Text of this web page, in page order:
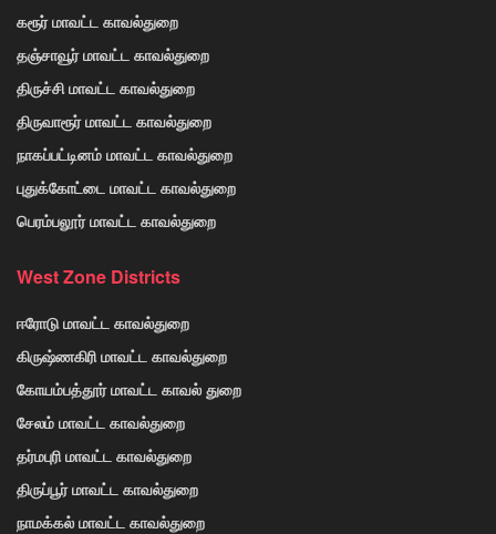
கரூர் மாவட்ட காவல்துறை
தஞ்சாவூர் மாவட்ட காவல்துறை
திருச்சி மாவட்ட காவல்துறை
திருவாரூர் மாவட்ட காவல்துறை
நாகப்பட்டினம் மாவட்ட காவல்துறை
புதுக்கோட்டை மாவட்ட காவல்துறை
பெரம்பலூர் மாவட்ட காவல்துறை
West Zone Districts
ஈரோடு மாவட்ட காவல்துறை
கிருஷ்ணகிரி மாவட்ட காவல்துறை
கோயம்பத்தூர் மாவட்ட காவல் துறை
சேலம் மாவட்ட காவல்துறை
தர்மபுரி மாவட்ட காவல்துறை
திருப்பூர் மாவட்ட காவல்துறை
நாமக்கல் மாவட்ட காவல்துறை